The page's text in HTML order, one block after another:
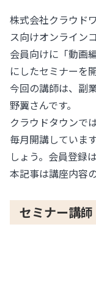
株式会社クラウド
ス向けオンライン
会員向けに「動画
にしたセミナーを
今回の講師は、副
野翼さんです。
クラウドタウンで
毎月開講していま
しょう。会員登録は
本記事は講座内容
セミナー講